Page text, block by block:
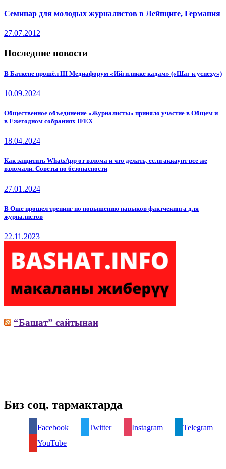
Семинар для молодых журналистов в Лейпциге, Германия
27.07.2012
Последние новости
В Баткене прошёл III Медиафорум «Ийгиликке кадам» («Шаг к успеху»)
10.09.2024
Общественное объединение «Журналисты» приняло участие в Общем и
в Ежегодном собраниях IFEX
18.04.2024
Как защитить WhatsApp от взлома и что делать, если аккаунт все же
взломали. Советы по безопасности
27.01.2024
В Оше прошел тренинг по повышению навыков фактчекинга для
журналистов
22.11.2023
“Башат” сайтынан
Биз соц. тармактарда
Facebook Twitter Instagram
Telegram
YouTube